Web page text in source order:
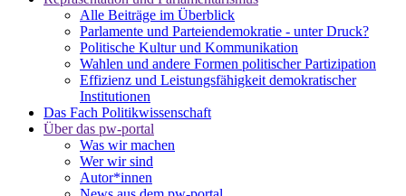
Alle Beiträge im Überblick
Parlamente und Parteiendemokratie - unter Druck?
Politische Kultur und Kommunikation
Wahlen und andere Formen politischer Partizipation
Effizienz und Leistungsfähigkeit demokratischer
Institutionen
Das Fach Politikwissenschaft
Über das pw-portal
Was wir machen
Wer wir sind
Autor*innen